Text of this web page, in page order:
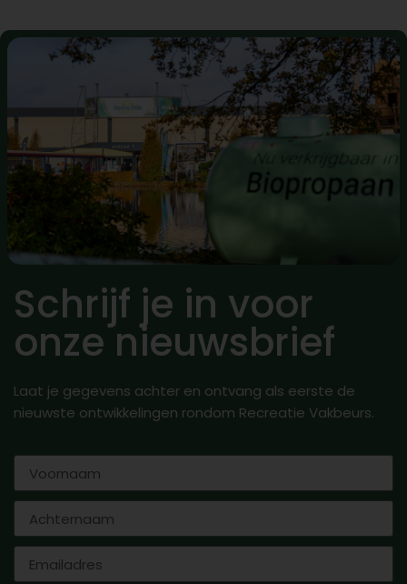
Schrijf je in voor
onze nieuwsbrief
Laat je gegevens achter en ontvang als eerste de
nieuwste ontwikkelingen rondom Recreatie Vakbeurs.